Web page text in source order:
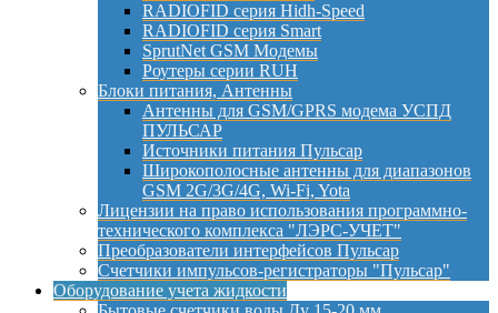
RADIOFID серия Hidh-Speed
RADIOFID серия Smart
SprutNet GSM Модемы
Роутеры серии RUH
Блоки питания, Антенны
Антенны для GSM/GPRS модема УСПД
ПУЛЬСАР
Источники питания Пульсар
Широкополосные антенны для диапазонов
GSM 2G/3G/4G, Wi-Fi, Yota
Лицензии на право использования программно-
технического комплекса "ЛЭРС-УЧЕТ"
Преобразователи интерфейсов Пульсар
Счетчики импульсов-регистраторы "Пульсар"
Оборудование учета жидкости